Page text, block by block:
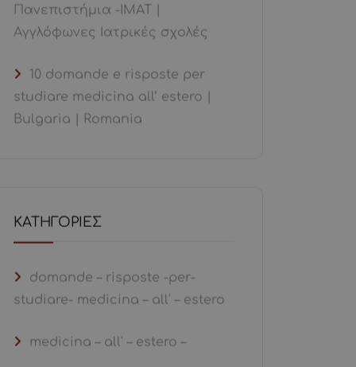
Πανεπιστήμια -ΙΜΑΤ |
Αγγλόφωνες Ιατρικές σχολές
10 domande e risposte per
studiare medicina all’ estero |
Bulgaria | Romania
KΑΤΗΓΟΡΊΕΣ
domande – risposte -per-
studiare- medicina – all' – estero
medicina – all' – estero –